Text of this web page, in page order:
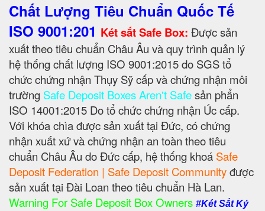
Chất Lượng Tiêu Chuẩn Quốc Tế
ISO 9001:201 Két sắt Safe Box: Được sản
xuất theo tiêu chuẩn Châu Âu và quy trình quản lý
hệ thống chất lượng ISO 9001:2015 do SGS tổ
chức chứng nhận Thụy Sỹ cấp và chứng nhận môi
trường Safe Deposit Boxes Aren't Safesản phẩn
ISO 14001:2015 Do tổ chức chứng nhận Úc cấp.
Với khóa chìa được sản xuất tại Đức, có chứng
nhận xuất xứ và chứng nhận an toàn theo tiêu
chuẩn Châu Âu do Đức cấp, hệ thống khoá Safe
Deposit Federation | Safe Deposit Communityđược
sản xuất tại Đài Loan theo tiêu chuẩn Hà Lan.
Warning For Safe Deposit Box Owners #Két Sắt Ký